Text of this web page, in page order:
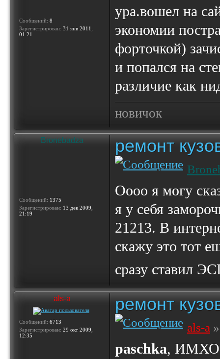
Сообщений: 8
Зарегистрирован: 31 янв 2011,
01:21
ура.вошел на
экономии
форточкой)
и попался на
различие как
новичок
Bronebadza
Сообщений: 1375
Зарегистрирован: 13 дек 2009,
21:19
ремонт
Оооо я могу
я у себя
21213. В
скажу это тот
сразу ставил
als-a
Сообщений: 6713
Зарегистрирован: 29 окт 2009,
12:35
ремонт
als-a
paschka, ИМХО: